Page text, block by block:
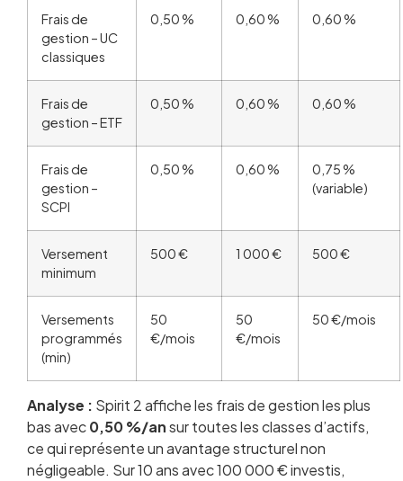
Frais de
gestion – UC
classiques
0,50 % 0,60 % 0,60 %
Frais de
gestion – ETF
0,50 % 0,60 % 0,60 %
Frais de
gestion –
SCPI
0,50 % 0,60 %
0,75 %
(variable)
Versement
minimum
500 € 1 000 € 500 €
Versements
programmés
(min)
50
€/mois
50
€/mois
50 €/mois
Analyse : Spirit 2 affiche les frais de gestion les plus
bas avec0,50 %/ansur toutes les classes d’actifs,
ce qui représente un avantage structurel non
négligeable. Sur 10 ans avec 100 000 € investis,